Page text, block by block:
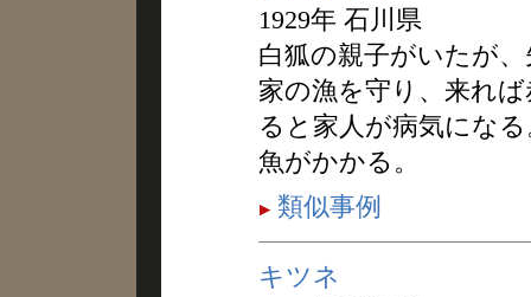
1929年 石川県
白狐の親子がいたが
家の漁を守り、来れ
ると家人が病気にな
魚がかかる。
類似事例
キツネ